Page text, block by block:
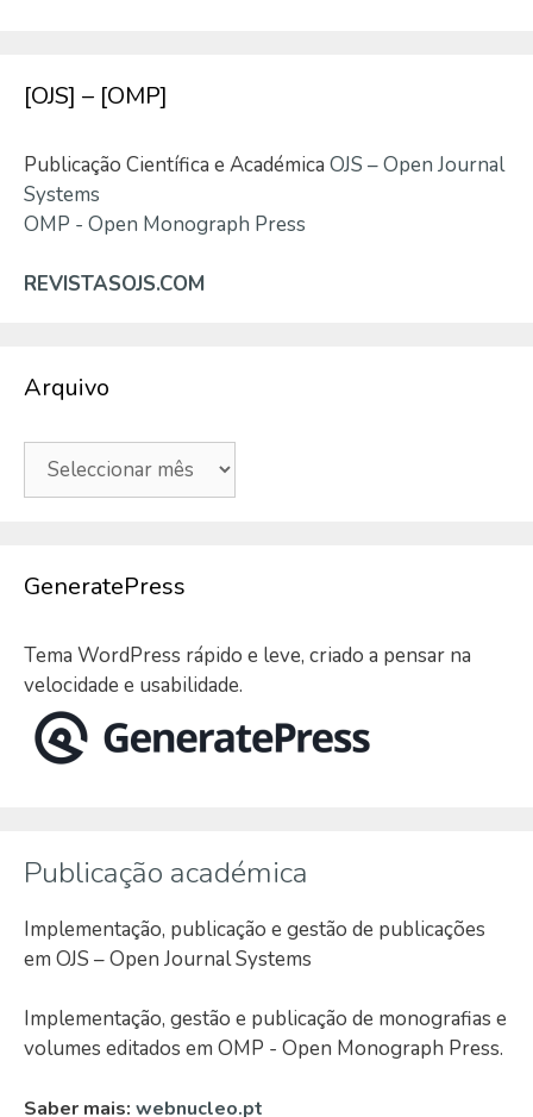
[OJS] – [OMP]
Publicação Científica e Académica OJS – Open Journal
Systems
OMP - Open Monograph Press
REVISTASOJS.COM
Arquivo
Arquivo
GeneratePress
Tema WordPress rápido e leve, criado a pensar na
velocidade e usabilidade.
Publicação académica
Implementação, publicação e gestão de publicações
em OJS – Open Journal Systems
Implementação, gestão e publicação de monografias e
volumes editados em OMP - Open Monograph Press.
Saber mais: webnucleo.pt